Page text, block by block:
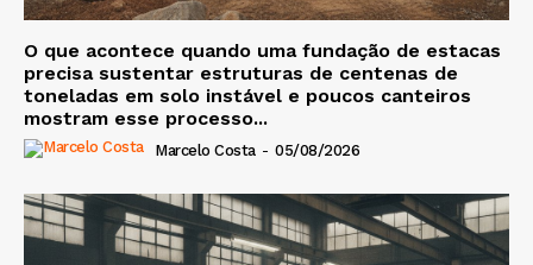
O que acontece quando uma fundação de estacas
precisa sustentar estruturas de centenas de
toneladas em solo instável e poucos canteiros
mostram esse processo...
Marcelo Costa - 05/08/2026